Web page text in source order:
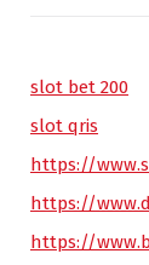
slot bet 200
slot qris
https://
https://
https://